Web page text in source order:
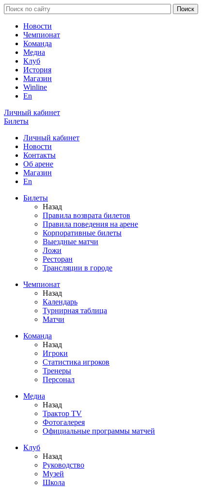
Новости
Чемпионат
Команда
Медиа
Клуб
История
Магазин
Winline
En
Личный кабинет
Билеты
Личный кабинет
Новости
Контакты
Об арене
Магазин
En
Билеты
Назад
Правила возврата билетов
Правила поведения на арене
Корпоративные билеты
Выездные матчи
Ложи
Ресторан
Трансляции в городе
Чемпионат
Назад
Календарь
Турнирная таблица
Матчи
Команда
Назад
Игроки
Статистика игроков
Тренеры
Персонал
Медиа
Назад
Трактор TV
Фотогалерея
Официальные программы матчей
Клуб
Назад
Руководство
Музей
Школа